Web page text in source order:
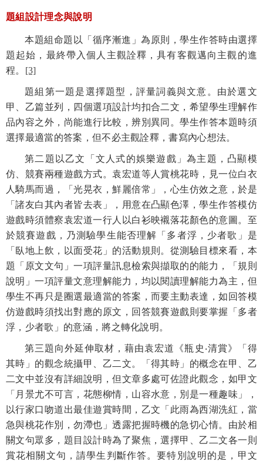
題組設計理念與說明
本題組命題以「循序漸進」為原則，學生作答時由選擇
題起始，最終帶入個人主觀詮釋，具有客觀邁向主觀的進
程。 [3]
題組第一題是選擇題型，評量詞義與文意。由於選文
甲、乙篇並列，四個選項設計均扣合二文，希望學生理解作
品內容之外，尚能進行比較，辨別異同。學生作答本題時須
選擇最適當的答案，但不必主觀詮釋，書寫內心想法。
第二題以乙文
「文人式的娛樂遊戲」為主題，凸顯模
仿、競賽兩種遊戲方式。袁宏道等人賞桃花時，見一位白衣
人騎馬而過，「光晃衣，鮮麗倍常」，心生仿效之意，於是
「諸友白其內者皆去表」，用意在凸顯色澤，學生作答模仿
遊戲時須體察袁宏道一行人以白衫映襯落花顏色的意圖。至
於競賽遊戲，乃測驗學生能否理解「多者浮，少者歌」是
「臥地上飲，以面受花」的活動規則。從測驗目標來看，本
題「原文文句」一項評量訊息檢索與擷取的的能力，「規則
說明」一項評量文意理解能力，均以閱讀理解能力為主，但
學生不再只是圈選最適當的答案，而要主動表達，如回答模
仿遊戲時須找出對應的原文，回答競賽遊戲則要掌握「多者
浮，少者歌」的意涵，將之轉化說明。
第三題 向外延伸取材 ，藉由袁宏道 《瓶史 ‧清賞》
「得
其時」的觀念統攝甲、乙二文。「得其時」的概念在甲、乙
二文中並沒有詳細說明，但文章多處可佐證此觀念，如甲文
「月景尤不可言，花態柳情，山容水意，別是一種趣味」，
以行家口吻道出最佳遊賞時間，乙文「此雨為西湖洗紅，當
急與桃花作別，勿滯也」透露把握時機的急切心情。由於相
關文句眾多，題目設計時為了聚焦，選擇甲、乙二文各一則
賞花相關文句，請學生判斷作答。要特別說明的是，甲文